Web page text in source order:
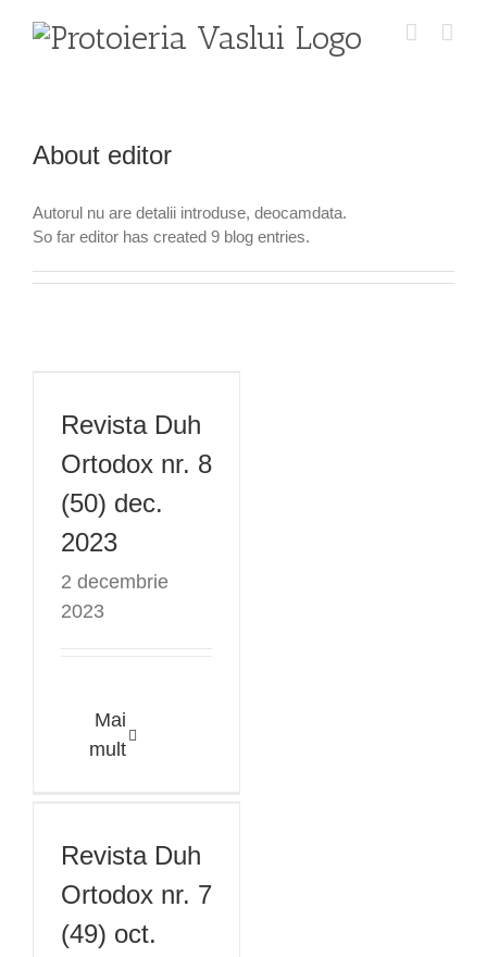
About editor
Autorul nu are detalii introduse, deocamdata.
So far editor has created 9 blog entries.
(50) dec. 2023
Revista Duh
Ortodox nr. 8
(50) dec.
2023
2 decembrie
2023
Mai
mult
Revista Duh
(49) oct. 2023
Revista Duh
Ortodox nr. 7
(49) oct.